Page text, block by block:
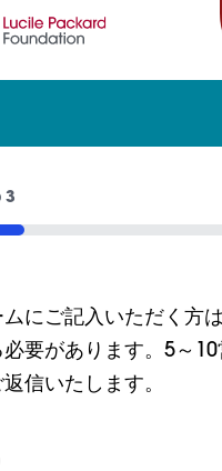
プ
3
ムにご記入いただく方
要があります。5～10
信いたします。